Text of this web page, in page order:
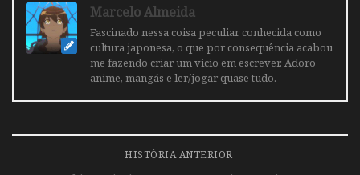
Marcelo Almeida
Fascinado nessa coisa peculiar conhecida como
cultura japonesa, o que por consequência acabou
me fazendo criar um vicio em escrever. Adoro
anime, mangás e ler/jogar quase tudo.
HISTÓRIA ANTERIOR